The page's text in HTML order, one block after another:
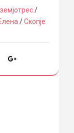
/
/Скопје